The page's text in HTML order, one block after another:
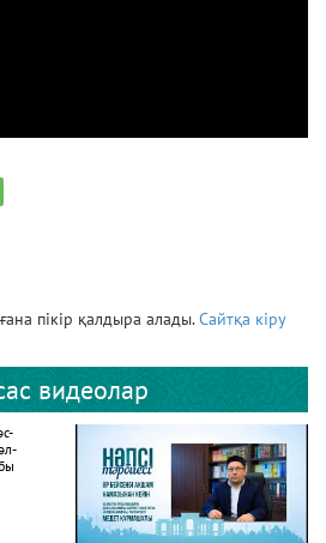
пікір қалдыра алады.Сайтқа кіру
видеолар